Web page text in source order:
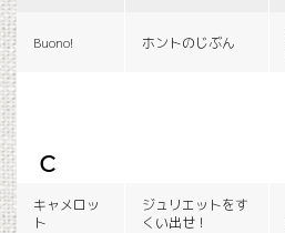
Buono! ホントのじぶん
c
キャメロッ
ト
ジュリエットをす
くい出せ！